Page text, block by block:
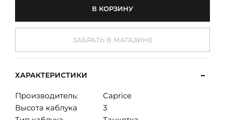
В КОРЗИНУ
ЗАБРАТЬ В МАГАЗИНЕ
ХАРАКТЕРИСТИКИ
Производитель:
Caprice
Высота каблука
3